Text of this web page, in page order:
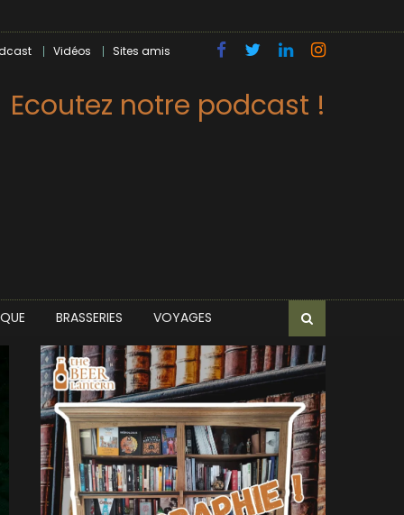
Vidéos Sites amis
Ecoutez notre podcast !
BRASSERIES VOYAGES